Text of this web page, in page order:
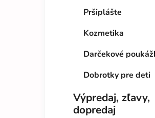
Pršiplášte
Kozmetika
Darčekové
Dobrotky pre deti
Výpredaj, zľavy,
dopredaj